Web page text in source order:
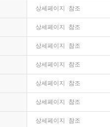
상세페이지 참조
상세페이지 참조
상세페이지 참조
상세페이지 참조
상세페이지 참조
상세페이지 참조
상세페이지 참조